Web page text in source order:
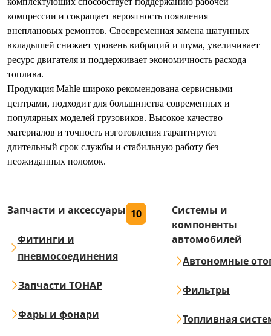
компрессии и сокращает вероятность появления
внеплановых ремонтов. Своевременная замена шатунных
вкладышей снижает уровень вибраций и шума, увеличивает
ресурс двигателя и поддерживает экономичность расхода
топлива.
Продукция Mahle широко рекомендована сервисными
центрами, подходит для большинства современных и
популярных моделей грузовиков. Высокое качество
материалов и точность изготовления гарантируют
длительный срок службы и стабильную работу без
неожиданных поломок.
Запчасти и аксессуары 10
Фитинги и
пневмосоединения
Запчасти ТОНАР
Фары и фонари
Системы и
компоненты
автомобилей
Автономные
Фильтры
Топливная